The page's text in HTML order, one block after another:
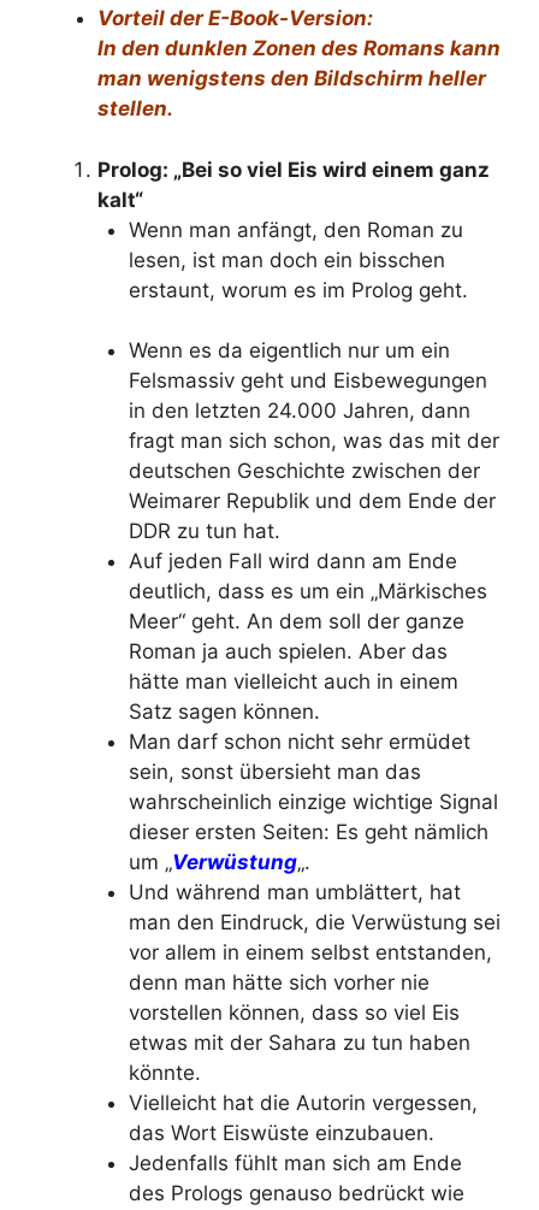
Vorteil der E-Book-Version:
In den dunklen Zonen des Romans kann
man wenigstens den Bildschirm heller
stellen.
Prolog: „Bei so viel Eis wird einem ganz
kalt“
Wenn man anfängt, den Roman zu
lesen, ist man doch ein bisschen
erstaunt, worum es im Prolog geht.
Wenn es da eigentlich nur um ein
Felsmassiv geht und Eisbewegungen
in den letzten 24.000 Jahren, dann
fragt man sich schon, was das mit der
deutschen Geschichte zwischen der
Weimarer Republik und dem Ende der
DDR zu tun hat.
Auf jeden Fall wird dann am Ende
deutlich, dass es um ein „Märkisches
Meer“ geht. An dem soll der ganze
Roman ja auch spielen. Aber das
hätte man vielleicht auch in einem
Satz sagen können.
Man darf schon nicht sehr ermüdet
sein, sonst übersieht man das
wahrscheinlich einzige wichtige Signal
dieser ersten Seiten: Es geht nämlich
um „Verwüstung„.
Und während man umblättert, hat
man den Eindruck, die Verwüstung sei
vor allem in einem selbst entstanden,
denn man hätte sich vorher nie
vorstellen können, dass so viel Eis
etwas mit der Sahara zu tun haben
könnte.
Vielleicht hat die Autorin vergessen,
das Wort Eiswüste einzubauen.
Jedenfalls fühlt man sich am Ende
des Prologs genauso bedrückt wie